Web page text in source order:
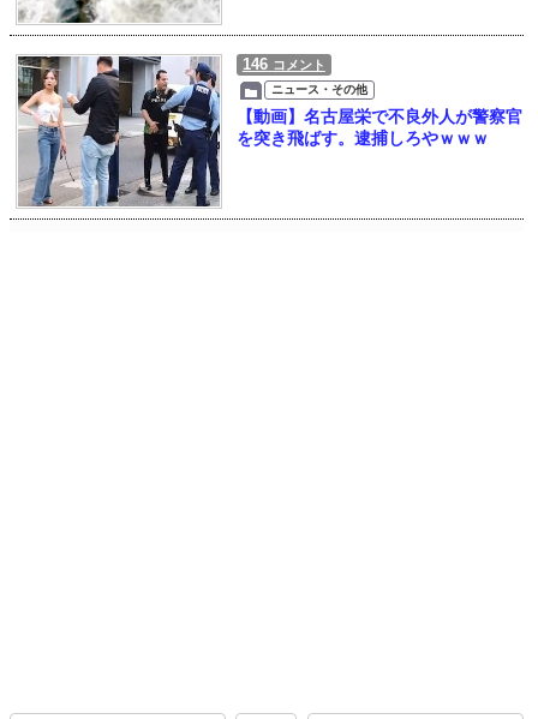
146 コメント
ニュース・その他
【動画】名古屋栄で不良外人が警察官
を突き飛ばす。逮捕しろやｗｗｗ